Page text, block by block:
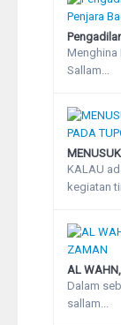
Menghina
Sallam...
KALAU
kegiatan
AL
Dalam
sallam...